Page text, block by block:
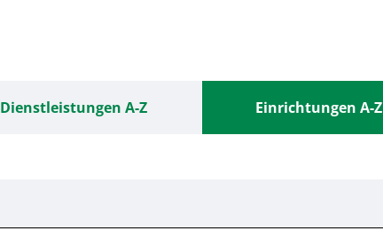
Dienstleistungen A-Z Einrichtungen A-Z